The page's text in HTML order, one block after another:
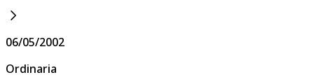
06/05/2002
Ordinaria